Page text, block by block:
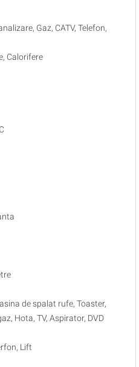
Gaz, CATV, Telefon,
Calorifere
de spalat rufe, Toaster,
Hota, TV, Aspirator, DVD
Lift